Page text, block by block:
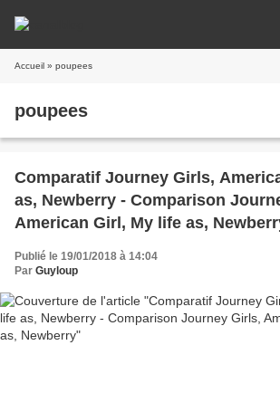
Accueil » poupees
poupees
Comparatif Journey Girls,
as, Newberry - Comparison
American Girl, My life as,
Publié le 19/01/2018 à 14:04
Par Guyloup